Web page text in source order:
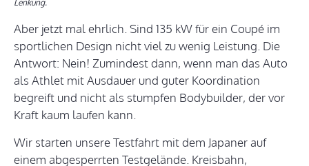
Lenkung.
Aber jetzt mal ehrlich. Sind 135 kW für ein Coupé im
sportlichen Design nicht viel zu wenig Leistung. Die
Antwort: Nein! Zumindest dann, wenn man das Auto
als Athlet mit Ausdauer und guter Koordination
begreift und nicht als stumpfen Bodybuilder, der vor
Kraft kaum laufen kann.
Wir starten unsere Testfahrt mit dem Japaner auf
einem abgesperrten Testgelände. Kreisbahn,